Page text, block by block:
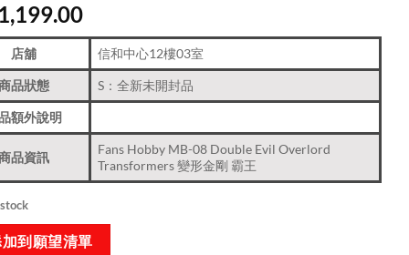
店舖 信和中心12樓03室
品狀態 S：全新未開封品
額外說明
品資訊
Fans Hobby MB-08 Double Evil Overlord
Transformers 變形金剛 霸王
到願望清單